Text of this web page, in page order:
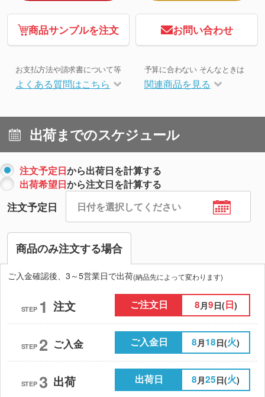
商品サンプルを注文 お問い合わせ
お支払方法や請求書について等
よくある質問はこちら
予算に合わない そんなときは
関連商品を見る
出荷までのスケジュール
注文予定日から出荷日を計算する
出荷希望日から注文日を計算する
注文予定日
商品のみ注文する場合
ご入金確認後、3～5営業日で出荷(納品先によって変わります)
STEP 1 注文 ご注文日 8 月9日(日)
STEP 2 ご入金 ご入金日 8 月18日(火)
STEP 3 出荷 出荷日 8 月25日(火)